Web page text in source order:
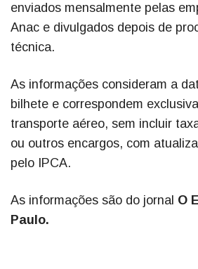
enviados mensalmente pelas
Anac e divulgados depois de
técnica.
As informações consideram a
bilhete e correspondem
transporte aéreo, sem incluir
ou outros encargos, com
pelo IPCA.
As informações são do jornal O
Paulo.